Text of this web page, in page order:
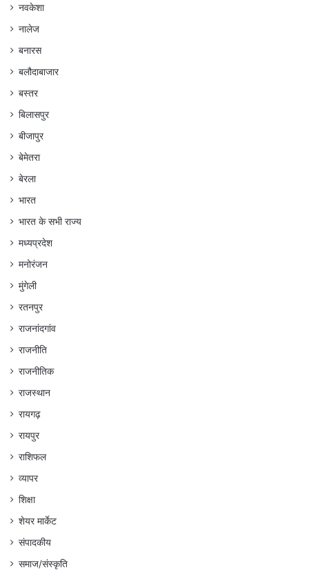
नवकेशा
नालेज
बनारस
बलौदाबाजार
बस्तर
बिलासपुर
बीजापुर
बेमेतरा
बेरला
भारत
भारत के सभी राज्य
मध्यप्रदेश
मनोरंजन
मुंगेली
रतनपुर
राजनांदगांव
राजनीति
राजनीतिक
राजस्थान
रायगढ़
रायपुर
राशिफल
व्यापर
शिक्षा
शेयर मार्केट
संपादकीय
समाज/संस्कृति